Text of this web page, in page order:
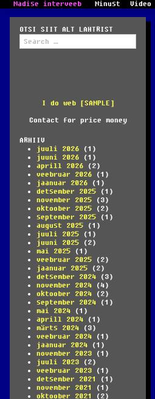
Madise interveeb Minust Video
OTSI SIIT ALT LAHTRIST
Search
for:
I do web [SAMPLE]
Contact for price money
ARHIIV
juuli 2026 (1)
juuni 2026 (1)
aprill 2026 (2)
veebruar 2026 (1)
jaanuar 2026 (1)
detsember 2025 (1)
november 2025 (3)
oktoober 2025 (2)
september 2025 (1)
august 2025 (1)
juuli 2025 (1)
juuni 2025 (2)
mai 2025 (1)
veebruar 2025 (2)
jaanuar 2025 (2)
detsember 2024 (3)
november 2024 (4)
oktoober 2024 (2)
september 2024 (1)
mai 2024 (1)
aprill 2024 (1)
märts 2024 (3)
veebruar 2024 (1)
jaanuar 2024 (1)
november 2023 (1)
juuli 2023 (2)
veebruar 2023 (1)
detsember 2021
(1)
november 2021
(1)
oktoober 2021
(2)